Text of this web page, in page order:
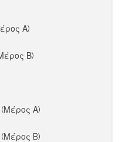
Α)
Β)
Α)
B)